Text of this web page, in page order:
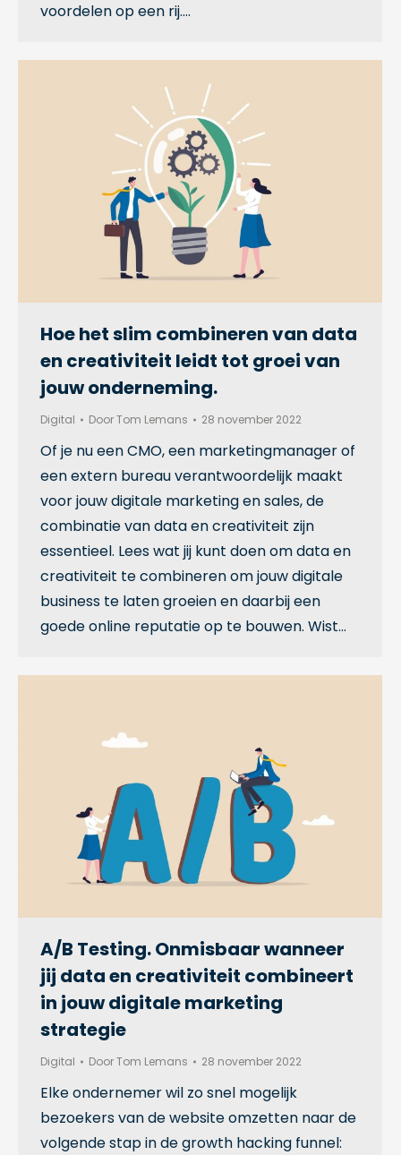
voordelen op een rij.…
Hoe het slim combineren van data
en creativiteit leidt tot groei van
jouw onderneming.
Digital DoorTom Lemans 28 november 2022
Of je nu een CMO, een marketingmanager of
een extern bureau verantwoordelijk maakt
voor jouw digitale marketing en sales, de
combinatie van data en creativiteit zijn
essentieel. Lees wat jij kunt doen om data en
creativiteit te combineren om jouw digitale
business te laten groeien en daarbij een
goede online reputatie op te bouwen. Wist…
A/B Testing. Onmisbaar wanneer
jij data en creativiteit combineert
in jouw digitale marketing
strategie
Digital DoorTom Lemans 28 november 2022
Elke ondernemer wil zo snel mogelijk
bezoekers van de website omzetten naar de
volgende stap in de growth hacking funnel: